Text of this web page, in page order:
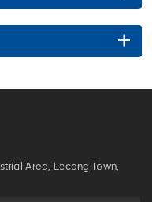
Area, Lecong Town,